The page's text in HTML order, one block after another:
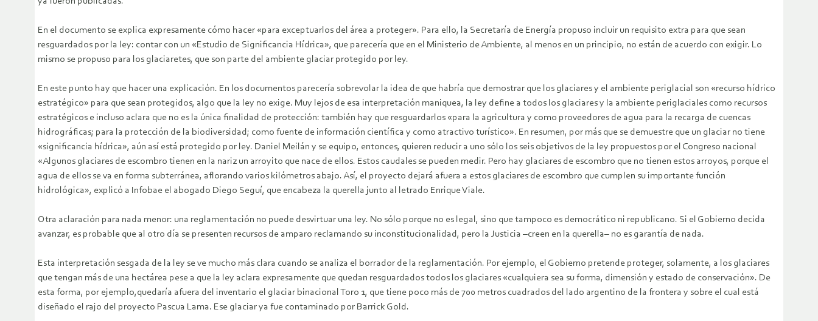
En el documento se explica expresamente cómo hacer «para exceptuarlos del área a proteger». Para ello, la Secretaría de Energía propuso incluir un requisito extra para que sean
resguardados por la ley: contar con un «Estudio de Significancia Hídrica», que parecería que en el Ministerio de Ambiente, al menos en un principio, no están de acuerdo con exigir. Lo
mismo se propuso para los glaciaretes, que son parte del ambiente glaciar protegido por ley.
En este punto hay que hacer una explicación. En los documentos parecería sobrevolar la idea de que habría que demostrar que los glaciares y el ambiente periglacial son «recurso hídrico
estratégico» para que sean protegidos, algo que la ley no exige. Muy lejos de esa interpretación maniquea, la ley define a todos los glaciares y la ambiente periglaciales como recursos
estratégicos e incluso aclara que no es la única finalidad de protección: también hay que resguardarlos «para la agricultura y como proveedores de agua para la recarga de cuencas
hidrográficas; para la protección de la biodiversidad; como fuente de información científica y como atractivo turístico». En resumen, por más que se demuestre que un glaciar no tiene
«significancia hídrica», aún así está protegido por ley. Daniel Meilán y se equipo, entonces, quieren reducir a uno sólo los seis objetivos de la ley propuestos por el Congreso nacional
«Algunos glaciares de escombro tienen en la nariz un arroyito que nace de ellos. Estos caudales se pueden medir. Pero hay glaciares de escombro que no tienen estos arroyos, porque el
agua de ellos se va en forma subterránea, aflorando varios kilómetros abajo. Así, el proyecto dejará afuera a estos glaciares de escombro que cumplen su importante función
hidrológica», explicó a Infobae el abogado Diego Seguí, que encabeza la querella junto al letrado Enrique Viale.
Otra aclaración para nada menor: una reglamentación no puede desvirtuar una ley. No sólo porque no es legal, sino que tampoco es democrático ni republicano. Si el Gobierno decida
avanzar, es probable que al otro día se presenten recursos de amparo reclamando su inconstitucionalidad, pero la Justicia –creen en la querella– no es garantía de nada.
Esta interpretación sesgada de la ley se ve mucho más clara cuando se analiza el borrador de la reglamentación. Por ejemplo, el Gobierno pretende proteger, solamente, a los glaciares
que tengan más de una hectárea pese a que la ley aclara expresamente que quedan resguardados todos los glaciares «cualquiera sea su forma, dimensión y estado de conservación». De
esta forma, por ejemplo,quedaría afuera del inventario el glaciar binacional Toro 1, que tiene poco más de 700 metros cuadrados del lado argentino de la frontera y sobre el cual está
diseñado el rajo del proyecto Pascua Lama. Ese glaciar ya fue contaminado por Barrick Gold.